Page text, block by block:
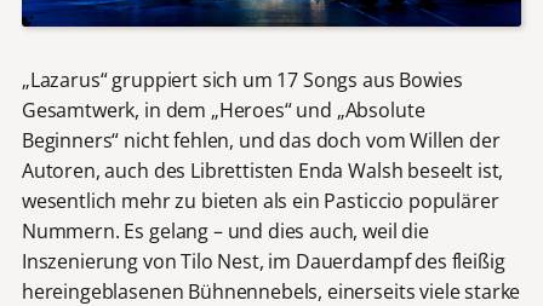
„Lazarus“ gruppiert sich um 17 Songs aus Bowies
Gesamtwerk, in dem „Heroes“ und „Absolute
Beginners“ nicht fehlen, und das doch vom Willen der
Autoren, auch des Librettisten Enda Walsh beseelt ist,
wesentlich mehr zu bieten als ein Pasticcio populärer
Nummern. Es gelang – und dies auch, weil die
Inszenierung von Tilo Nest, im Dauerdampf des fleißig
hereingeblasenen Bühnennebels, einerseits viele starke